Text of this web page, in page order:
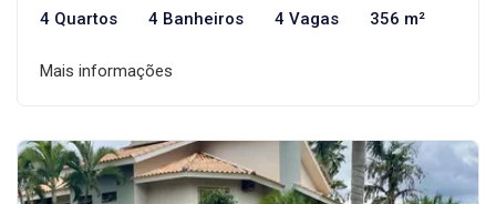
4 Quartos 4 Banheiros 4 Vagas 356 m²
Mais informações